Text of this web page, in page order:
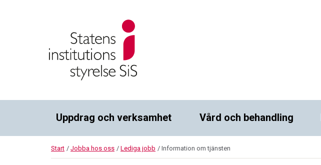
Uppdrag och verksamhet Vård och behandling
Start / Jobba hos oss / Lediga jobb / Information om tjänsten